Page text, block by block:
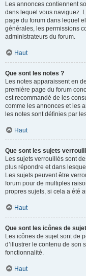
Les annonces contiennent
dans lequel vous naviguez.
page du forum dans lequel
générales, les permissions
administrateurs du forum.
Haut
Que sont les notes ?
Les notes apparaissent en
première page du forum
est recommandé de les
comme les annonces et les
les notes sont définies par
Haut
Que sont les sujets
Les sujets verrouillés sont
plus répondre et dans
Les sujets peuvent être
forum pour de multiples
propres sujets, si cela a été
Haut
Que sont les icônes de
Les icônes de sujet sont de
d’illustrer le contenu de son
fonctionnalité.
Haut